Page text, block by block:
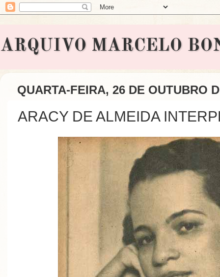
ARQUIVO MARCELO
QUARTA-FEIRA, 26 DE OUTUBRO
ARACY DE ALMEIDA